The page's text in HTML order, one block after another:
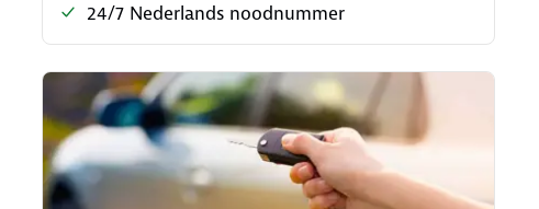
24/7 Nederlands noodnummer